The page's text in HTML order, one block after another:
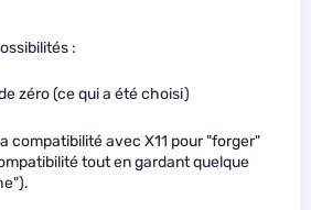
:
zéro (ce qui a été choisi)
compatibilité avec X11 pour "forger"
tout en gardant quelque